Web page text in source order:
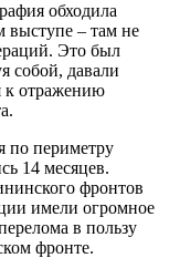
обходила
выступе – там не
Это был
собой, давали
к отражению
по периметру
14 месяцев.
фронтов
имели огромное
в пользу
фронте.